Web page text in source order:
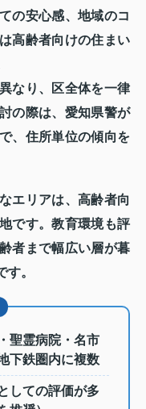
の安心感、地域のコ
高齢者向けの住まい
なり、区全体を一律
の際は、愛知県警が
、住所単位の傾向を
エリアは、高齢者向
です。教育環境も評
者まで幅広い層が暮
。
聖霊病院・名市
下鉄圏内に複数
しての評価が多